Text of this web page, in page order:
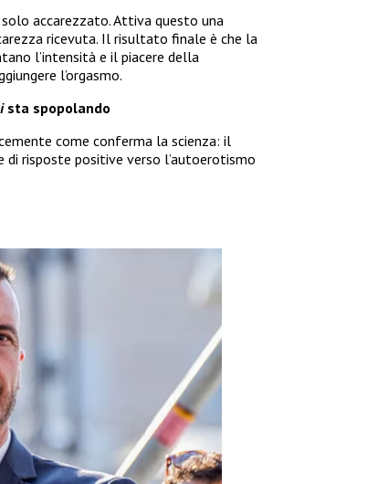
accarezzato. Attiva questo una
ricevuta. Il risultato finale è che la
l’intensità e il piacere della
l’orgasmo.
sta spopolando
come conferma la scienza: il
risposte positive verso l’autoerotismo